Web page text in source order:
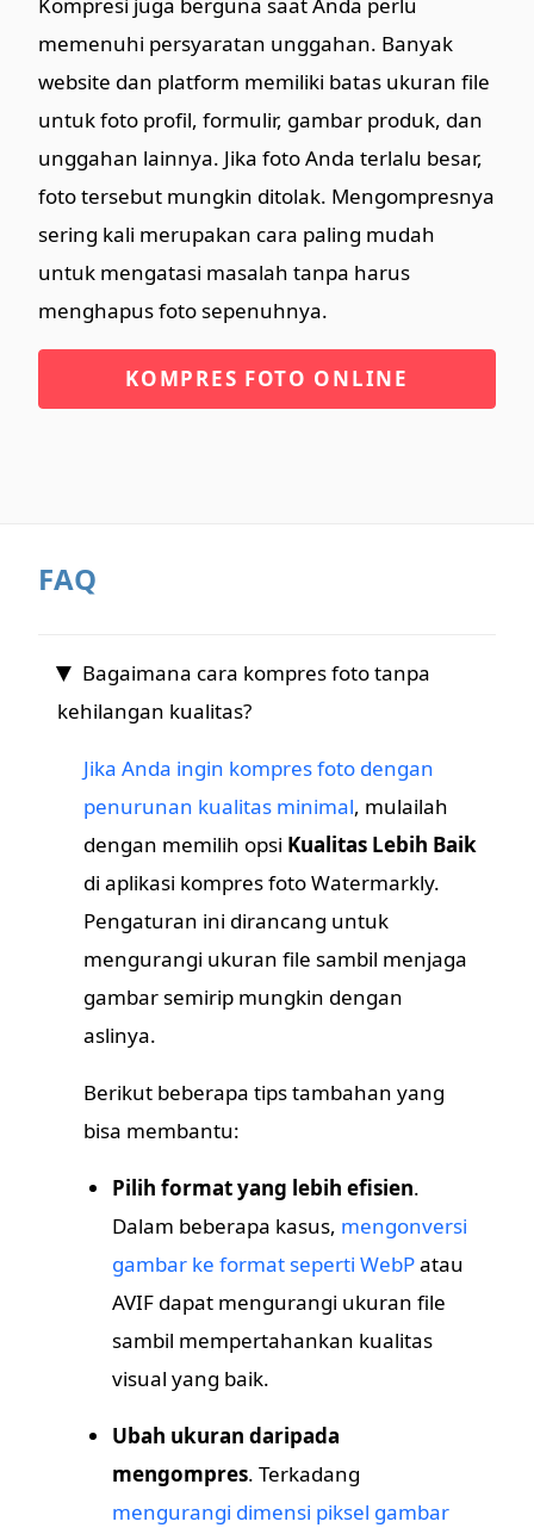
memenuhi persyaratan unggahan. Banyak
website dan platform memiliki batas ukuran file
untuk foto profil, formulir, gambar produk, dan
unggahan lainnya. Jika foto Anda terlalu besar,
foto tersebut mungkin ditolak. Mengompresnya
sering kali merupakan cara paling mudah
untuk mengatasi masalah tanpa harus
menghapus foto sepenuhnya.
KOMPRES FOTO ONLINE
FAQ
Bagaimana cara kompres foto tanpa
kehilangan kualitas?
Jika Anda ingin kompres foto dengan
penurunan kualitas minimal, mulailah
dengan memilih opsi Kualitas Lebih Baik
di aplikasi kompres foto Watermarkly.
Pengaturan ini dirancang untuk
mengurangi ukuran file sambil menjaga
gambar semirip mungkin dengan
aslinya.
Berikut beberapa tips tambahan yang
bisa membantu:
Pilih format yang lebih efisien.
Dalam beberapa kasus, mengonversi
gambar ke format seperti WebPatau
AVIF dapat mengurangi ukuran file
sambil mempertahankan kualitas
visual yang baik.
Ubah ukuran daripada
mengompres. Terkadang
mengurangi dimensi piksel gambar